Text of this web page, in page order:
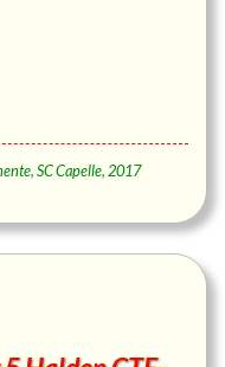
,SC Capelle, 2017